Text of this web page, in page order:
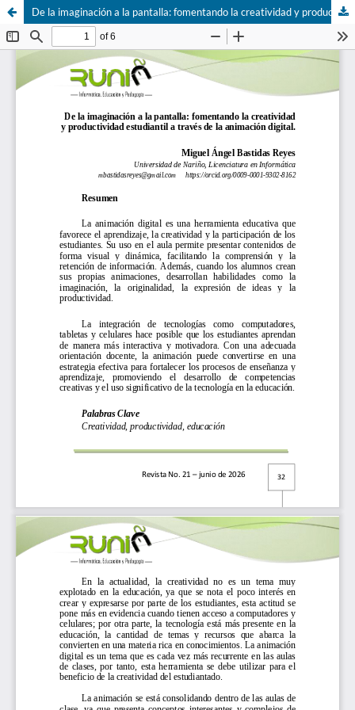
De la imaginación a la pantalla: fomentando la creatividad y productividad estudiantil a través de la animación digital.